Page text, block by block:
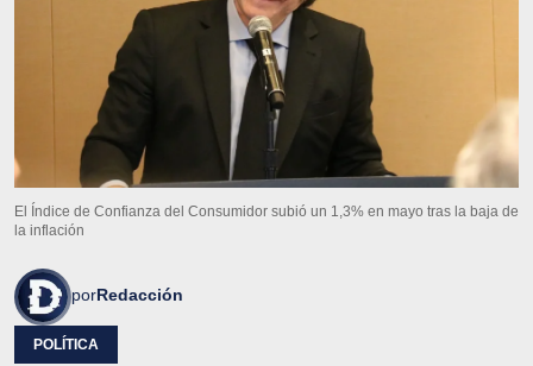
El Índice de Confianza del Consumidor subió un 1,3% en mayo tras la baja de
la inflación
porRedacción
POLÍTICA